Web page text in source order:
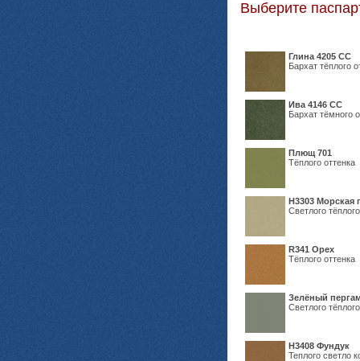
Выберите
Глина 4205 СС
Бархат тёплого
Ива 4146 СС
Бархат тёмного
Плющ 701
Тёплого оттенка
H3303 Морская
Светлого
R341 Орех
Тёплого оттенка
Зелёный
Светлого
Н3408 Фундук
Теплого светло